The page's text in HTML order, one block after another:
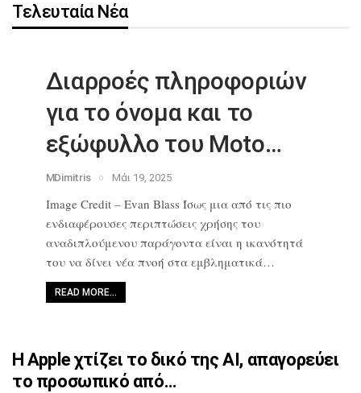
Τελευταία Νέα
Διαρροές πληροφοριών
για το όνομακαι το
εξώφυλλο του Moto…
MDimitris Μάι 19, 2025
Image Credit – Evan Blass Ίσως μια από τις πιο
ενδιαφέρουσες περιπτώσειςχρήσης του
αναδιπλούμενου παράγονταείναι η ικανότητά
του να δίνει νέαπνοή στα εμβληματικά…
READ MORE…
Η Apple χτίζει το δικό της AI, απαγορεύει
το προσωπικό από…